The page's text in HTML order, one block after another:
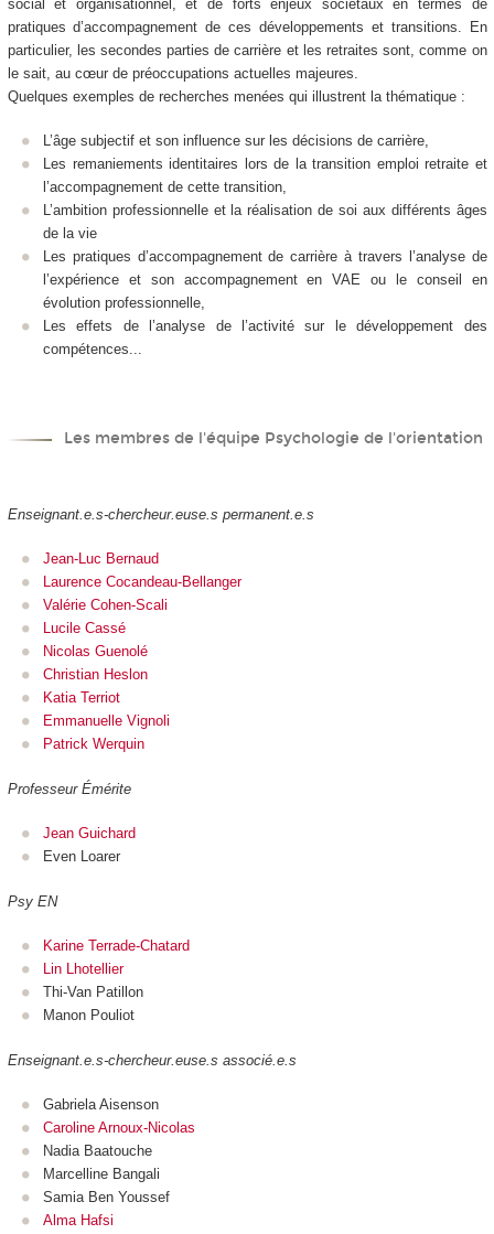
social et organisationnel, et de forts enjeux sociétaux en termes de
pratiques d’accompagnement de ces développements et transitions. En
particulier, les secondes parties de carrière et les retraites sont, comme on
le sait, au cœur de préoccupations actuelles majeures.
Quelques exemples de recherches menées qui illustrent la thématique :
L’âge subjectif et son influence sur les décisions de carrière,
Les remaniements identitaires lors de la transition emploi retraite et
l’accompagnement de cette transition,
L’ambition professionnelle et la réalisation de soi aux différents âges
de la vie
Les pratiques d’accompagnement de carrière à travers l’analyse de
l’expérience et son accompagnement en VAE ou le conseil en
évolution professionnelle,
Les effets de l’analyse de l’activité sur le développement des
compétences...
Les membres de l'équipe Psychologie de l'orientation
Enseignant.e.s-chercheur.euse.s permanent.e.s
Jean-Luc Bernaud
Laurence Cocandeau-Bellanger
Valérie Cohen-Scali
Lucile Cassé
Nicolas Guenolé
Christian Heslon
Katia Terriot
Emmanuelle Vignoli
Patrick Werquin
Professeur Émérite
Jean Guichard
Even Loarer
Psy EN
Karine Terrade-Chatard
Lin Lhotellier
Thi-Van Patillon
Manon Pouliot
Enseignant.e.s-chercheur.euse.s associé.e.s
Gabriela Aisenson
Caroline Arnoux-Nicolas
Nadia Baatouche
Marcelline Bangali
Samia Ben Youssef
Alma Hafsi